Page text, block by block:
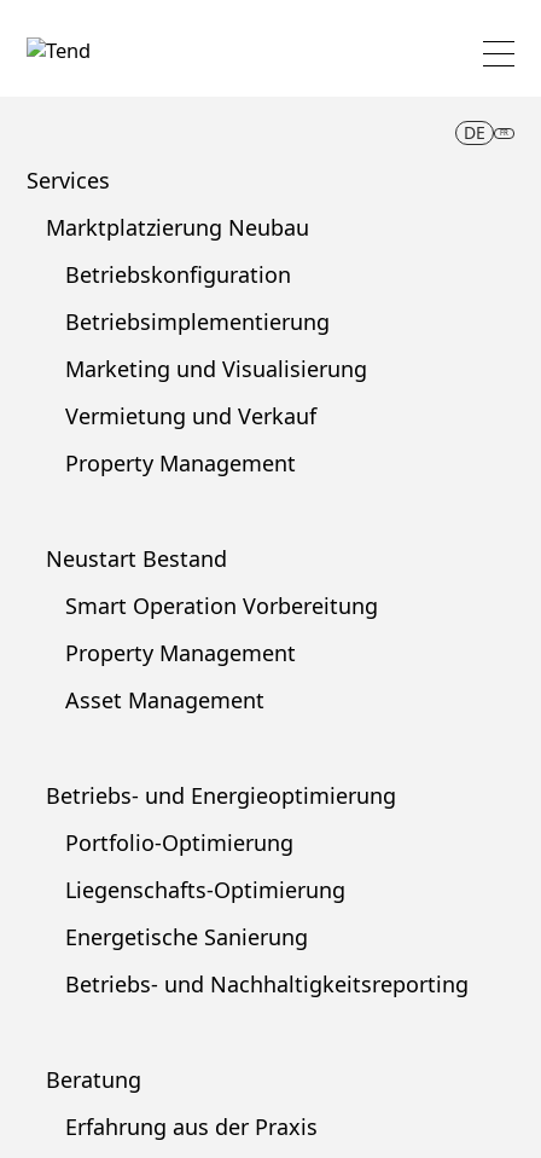
Services
Marktplatzierung Neubau
Betriebskonfiguration
Betriebsimplementierung
Marketing und Visualisierung
Vermietung und Verkauf
Property Management
Neustart Bestand
Smart Operation Vorbereitung
Property Management
Asset Management
Betriebs- und Energieoptimierung
Portfolio-Optimierung
Liegenschafts-Optimierung
Energetische Sanierung
Betriebs- und Nachhaltigkeitsreporting
Beratung
Erfahrung aus der Praxis
DE FR